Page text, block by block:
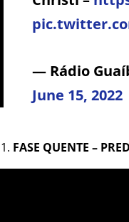
— Rádio
June 15, 2022
FASE QUENTE –